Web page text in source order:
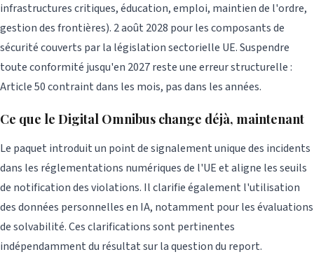
infrastructures critiques, éducation, emploi, maintien de l'ordre,
gestion des frontières). 2 août 2028 pour les composants de
sécurité couverts par la législation sectorielle UE. Suspendre
toute conformité jusqu'en 2027 reste une erreur structurelle :
Article 50 contraint dans les mois, pas dans les années.
Ce que le Digital Omnibus change déjà, maintenant
Le paquet introduit un point de signalement unique des incidents
dans les réglementations numériques de l'UE et aligne les seuils
de notification des violations. Il clarifie également l'utilisation
des données personnelles en IA, notamment pour les évaluations
de solvabilité. Ces clarifications sont pertinentes
indépendamment du résultat sur la question du report.